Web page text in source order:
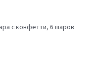
с конфетти, 6 шаров